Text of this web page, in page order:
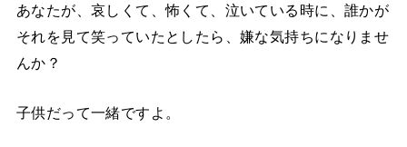
あなたが、哀しくて、怖くて、泣いている時に、誰かが
それを見て笑っていたとしたら、嫌な気持ちになりませ
んか？
子供だって一緒ですよ。